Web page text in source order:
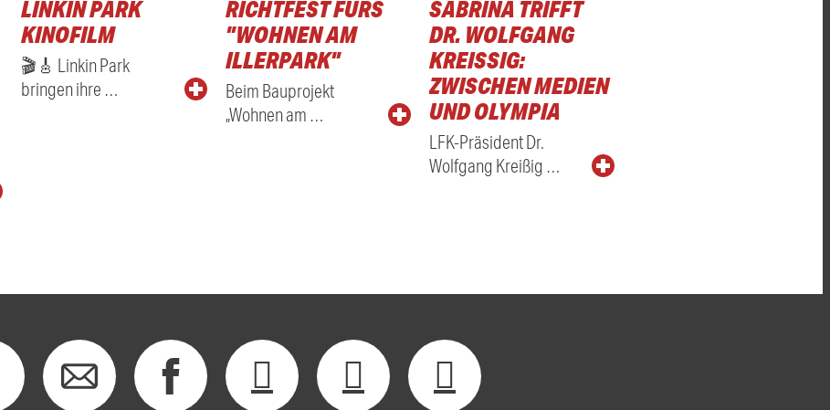
LINKIN PARK
KINOFILM
🎬🎸 Linkin Park
bringen ihre …
RICHTFEST FÜRS
"WOHNEN AM
ILLERPARK"
Beim Bauprojekt
„Wohnen am …
SABRINA TRIFFT
DR. WOLFGANG
KREISSIG: Z
WISCHEN MEDIEN U
ND OLYMPIA
LFK-Präsident Dr.
Wolfgang Kreißig …